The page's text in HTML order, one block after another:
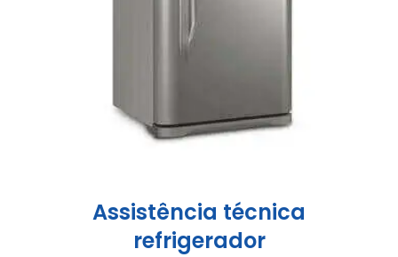
Assistência técnica
refrigerador